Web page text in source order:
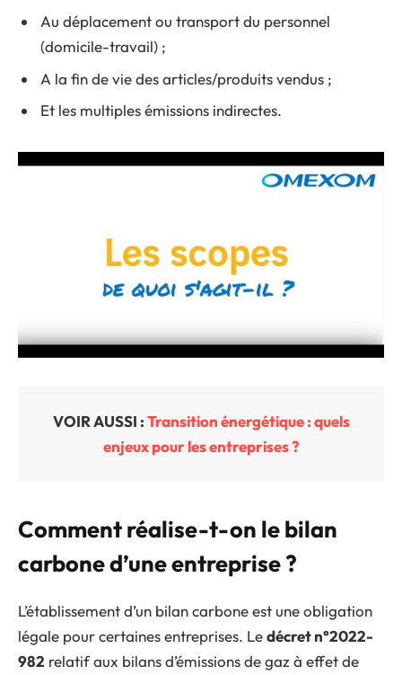
Au déplacement ou transport du personnel
(domicile-travail) ;
A la fin de vie des articles/produits vendus ;
Et les multiples émissions indirectes.
VOIR AUSSI :Transition énergétique : quels
enjeux pour les entreprises ?
Comment réalise-t-on le bilan
carbone d’une entreprise ?
L’établissement d’un bilan carbone est une obligation
légale pour certaines entreprises. Ledécret n°2022-
982 relatif aux bilans d’émissions de gaz à effet de